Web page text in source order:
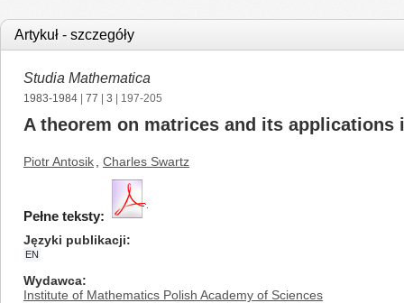
Artykuł - szczegóły
Studia Mathematica
1983-1984 77 3 | 197-205
A theorem on matrices and its
Piotr Antosik Charles Swartz
Pełne teksty:
Języki publikacji
EN
Wydawca
Institute of Mathematics Polish Academy of Sciences